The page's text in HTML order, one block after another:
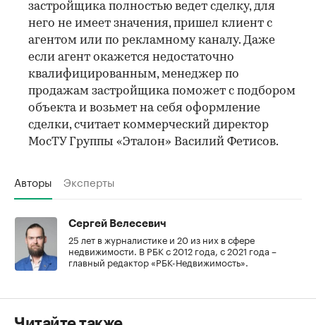
застройщика полностью ведет сделку, для
него не имеет значения, пришел клиент с
агентом или по рекламному каналу. Даже
если агент окажется недостаточно
квалифицированным, менеджер по
продажам застройщика поможет с подбором
объекта и возьмет на себя оформление
сделки, считает коммерческий директор
МосТУ Группы «Эталон» Василий Фетисов.
Авторы Эксперты
Сергей Велесевич
25 лет в журналистике и 20 из них в сфере
недвижимости. В РБК с 2012 года, с 2021 года –
главный редактор «РБК-Недвижимость».